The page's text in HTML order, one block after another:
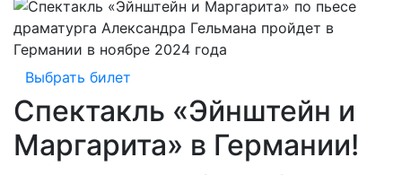
Выбрать билет
Спектакль «Эйнштейн и
Маргарита» в Германии!